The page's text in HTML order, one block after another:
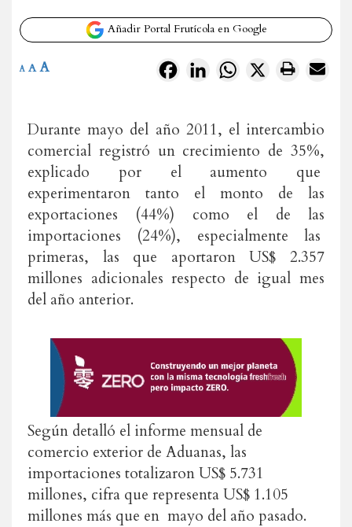
Añadir Portal Frutícola en Google
FacebookLinkedInWhatsApp
X
A A A
Durante mayo del año 2011, el intercambio
comercial registró un crecimiento de 35%,
explicado por el aumento que
experimentaron tanto el monto de las
exportaciones (44%) como el de las
importaciones (24%), especialmente las
primeras, las que aportaron US$ 2.357
millones adicionales respecto de igual mes
del año anterior.
Según detalló el informe mensual de
comercio exterior de Aduanas, las
importaciones totalizaron US$ 5.731
millones, cifra que representa US$ 1.105
millones más que en mayo del año pasado.